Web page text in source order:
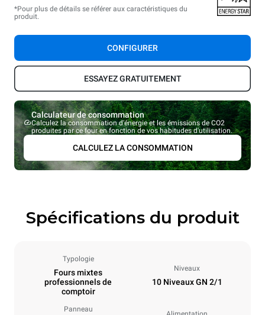
*Pour plus de détails se référer aux caractéristiques du
produit.
CONFIGURER
ESSAYEZ GRATUITEMENT
Calculateur de consommation
Calculez la consommation d'énergie et les émissions de CO2
produites par ce four en fonction de vos habitudes d'utilisation.
CALCULEZ LA CONSOMMATION
Spécifications du produit
Typologie
Fours mixtes
professionnels de
comptoir
Niveaux
10 Niveaux GN 2/1
Panneau